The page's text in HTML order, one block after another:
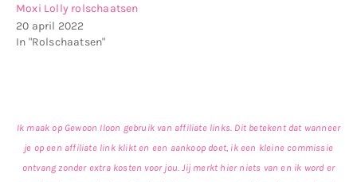
Moxi Lolly rolschaatsen
20 april 2022
In "Rolschaatsen"
Ik maak op Gewoon Iloon gebruik van affiliate links. Dit betekent dat wanneer
je op een affiliate link klikt en een aankoop doet, ik een kleine commissie
ontvang zonder extra kosten voor jou. Jij merkt hier niets van en ik word er